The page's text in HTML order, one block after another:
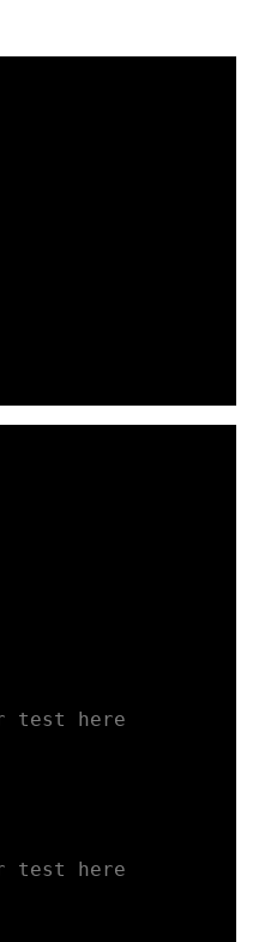
test here
test here